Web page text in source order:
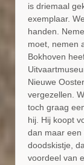
is driemaal
exemplaar.
handen.
moet, nemen
Bokhoven
Nieuwe
vergezellen.
toch graag
hij. Hij koopt
dan maar een
doodskistje,
voordeel van